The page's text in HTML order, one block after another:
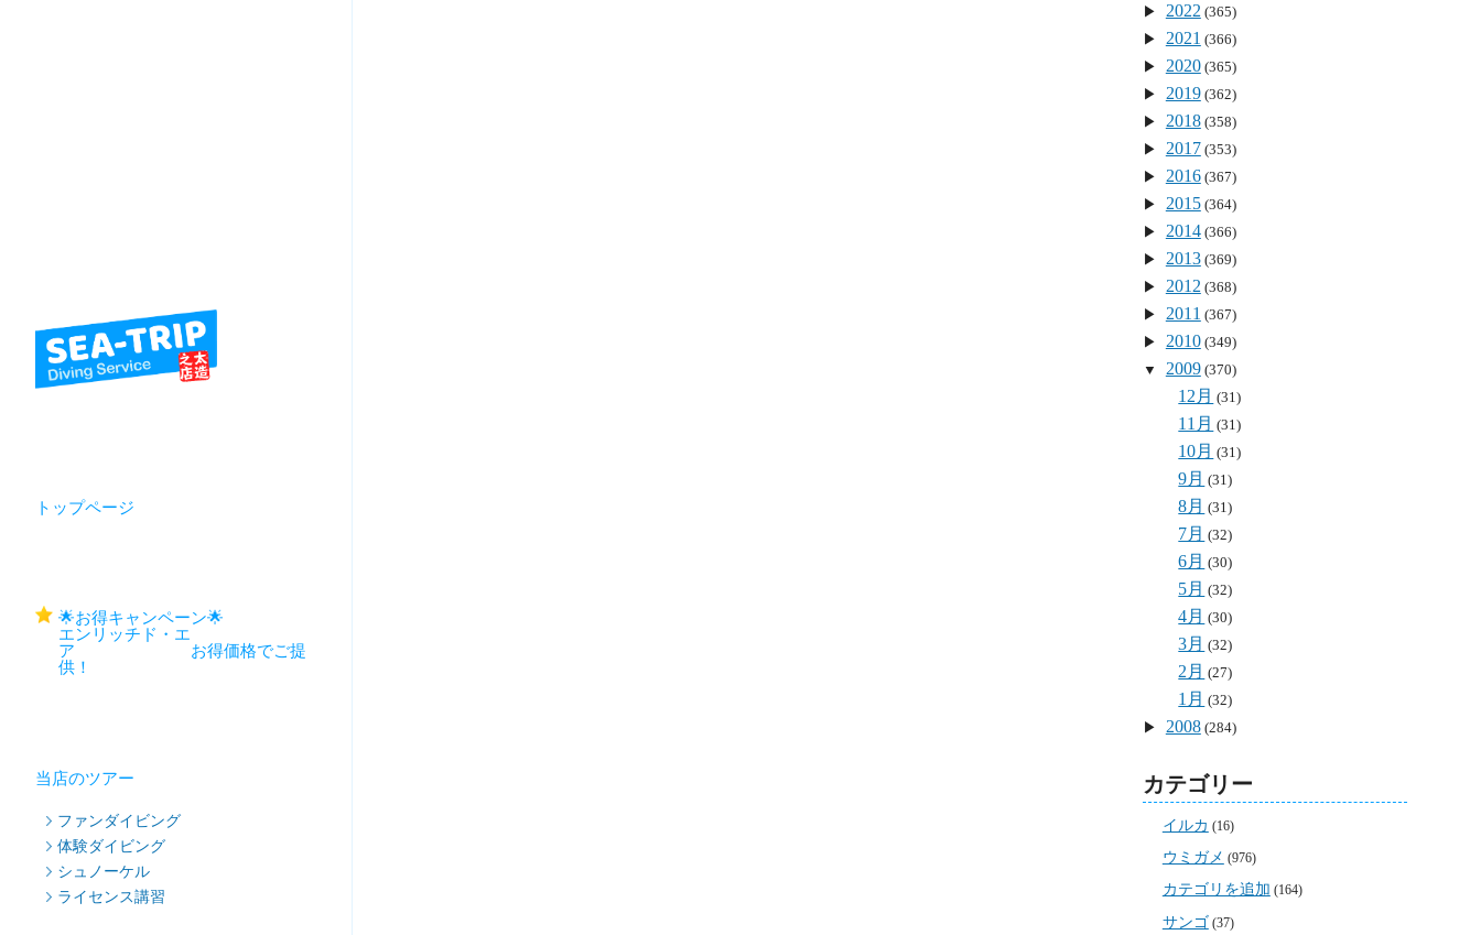
トップページ
🌟お得キャンペーン🌟
エンリッチド・エ
ア お得価格でご提
供！
当店のツアー
ファンダイビング
体験ダイビング
シュノーケル
ライセンス講習
2022(365)
2021 (366)
2020(365)
2019(362)
2018(358)
2017(353)
2016(367)
2015(364)
2014(366)
2013(369)
2012(368)
2011 (367)
2010(349)
2009(370)
12月 (31)
11月 (31)
10月 (31)
9月 (31)
8月 (31)
7月 (32)
6月 (30)
5月 (32)
4月 (30)
3月 (32)
2月 (27)
1月 (32)
2008(284)
カテゴリー
イルカ (16)
ウミガメ (976)
カテゴリを追加 (164)
サンゴ(37)